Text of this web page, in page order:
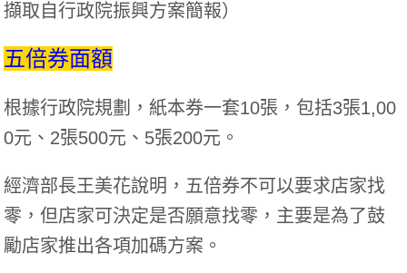
擷取自行政院振興方案簡報）
五倍券面額
根據行政院規劃，紙本券一套10張，包括3張1,00
0元、2張500元、5張200元。
經濟部長王美花說明，五倍券不可以要求店家找
零，但店家可決定是否願意找零，主要是為了鼓
勵店家推出各項加碼方案。